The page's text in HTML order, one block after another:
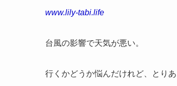
www.lily-tabi.life
台風の影響で天気が悪い。
行くかどうか悩んだけれど、とり